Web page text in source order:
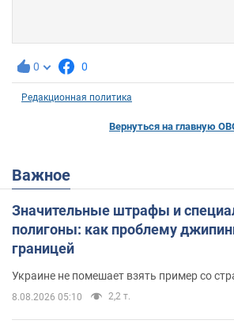
0 0
Редакционная политика
Вернуться на главную
Важное
Значительные штрафы и
полигоны: как проблему
границей
Украине не помешает взять пример со
8.08.2026 05:10 2,2 т.